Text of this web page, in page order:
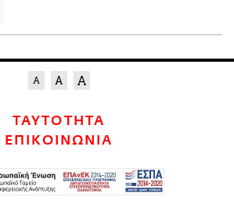
ΤΑΥΤΟΤΗΤΑ
ΕΠΙΚΟΙΝΩΝΙΑ